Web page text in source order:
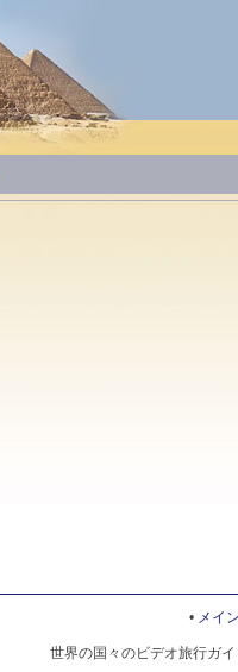
• メイ
世界の国々のビデオ旅行ガ